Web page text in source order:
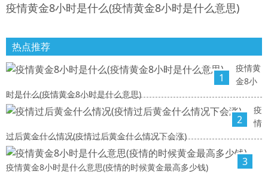
疫情黄金8小时是什么(疫情黄金8小时是什么意思)
热点推荐
1
疫情黄
金8小
时是什么(疫情黄金8小时是什么意思)
2
疫
情
过后黄金什么情况(疫情过后黄金什么情况下会涨)
3
疫情黄金8小时是什么意思(疫情的时候黄金最高多少钱)